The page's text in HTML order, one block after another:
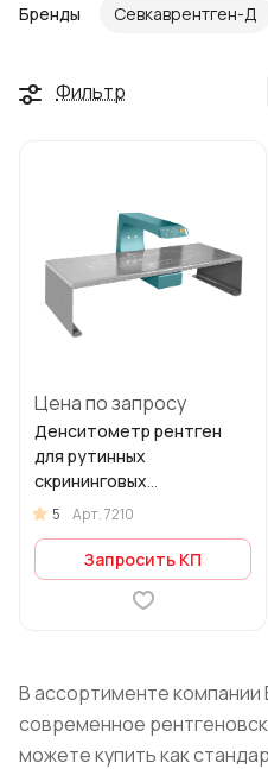
Бренды Севкаврентген-​Д
Фильтр
Цена по запросу
Денситометр рентген
для рутинных
скрининговых
исследований Density –
DEXA Bone Densitometer
5 Арт.7210
Запросить КП
В ассортименте компании
современное
можете купить как